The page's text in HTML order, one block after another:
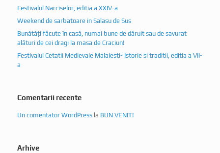
Festivalul Narciselor, editia a XXIV-a
Weekend de sarbatoare in Salasu de Sus
Bunătăți făcute în casă, numai bune de dăruit sau de savurat
alături de cei dragi la masa de Craciun!
Festivalul Cetatii Medievale Malaiesti- Istorie si traditii, editia a VII-
a
Comentarii recente
Un comentator WordPress la BUN VENIT!
Arhive